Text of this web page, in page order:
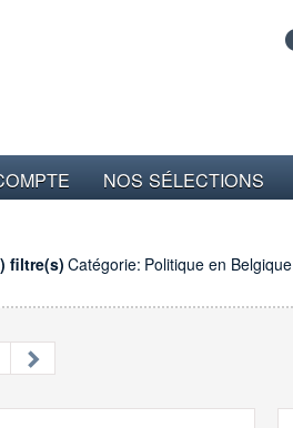
NOS SÉLECTIONS
filtre(s) Catégorie: Politique en Belgique